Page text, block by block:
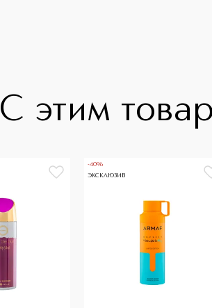
С этим
-40%
ЭКСКЛЮЗИВ